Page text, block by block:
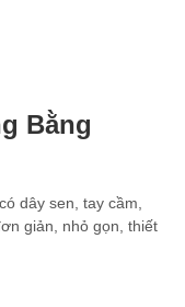
Bằng
dây sen, tay cầm,
giản, nhỏ gọn, thiết